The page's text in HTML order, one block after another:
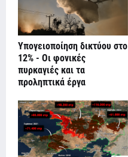
Υπογειοποίηση δικτύου στο
12% - Οι φονικές
πυρκαγιές και τα
προληπτικά έργα